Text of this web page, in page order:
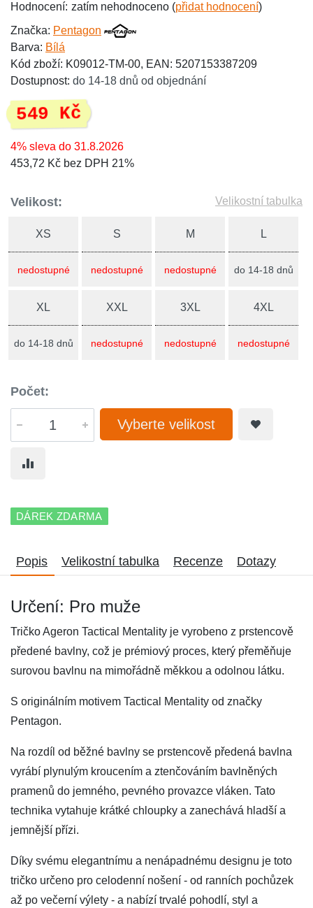
Hodnocení: zatím nehodnoceno (přidat hodnocení)
Značka: Pentagon
Barva: Bílá
Kód zboží: K09012-TM-00, EAN: 5207153387209
Dostupnost: do 14-18 dnů od objednání
549 Kč
4% sleva do 31.8.2026
453,72 Kč bez DPH 21%
Velikost: Velikostní tabulka
XS
nedostupné
S
nedostupné
M
nedostupné
L
do 14-18 dnů
XL
do 14-18 dnů
XXL
nedostupné
3XL
nedostupné
4XL
nedostupné
Počet:
Vyberte velikost
DÁREK ZDARMA
Popis Velikostní tabulka Recenze Dotazy
Určení: Pro muže
Tričko Ageron Tactical Mentality je vyrobeno z prstencově
předené bavlny, což je prémiový proces, který přeměňuje
surovou bavlnu na mimořádně měkkou a odolnou látku.
S originálním motivem Tactical Mentality od značky
Pentagon.
Na rozdíl od běžné bavlny se prstencově předená bavlna
vyrábí plynulým kroucením a ztenčováním bavlněných
pramenů do jemného, ​​pevného provazce vláken. Tato
technika vytahuje krátké chloupky a zanechává hladší a
jemnější přízi.
Díky svému elegantnímu a nenápadnému designu je toto
tričko určeno pro celodenní nošení - od ranních pochůzek
až po večerní výlety - a nabízí trvalé pohodlí, styl a